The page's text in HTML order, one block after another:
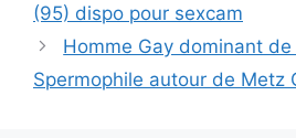
(95) dispo pour sexcam
Homme Gay dominant
Spermophile autour de Metz